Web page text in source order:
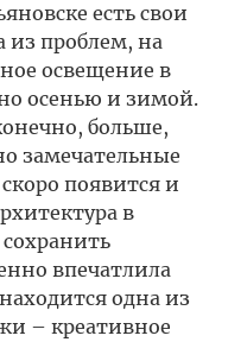
есть свои
проблем, на
освещение в
осенью и зимой.
больше,
замечательные
появится и
в
сохранить
впечатлила
одна из
– креативное